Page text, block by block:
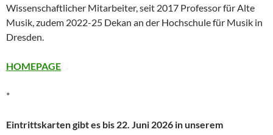
Wissenschaftlicher Mitarbeiter, seit 2017 Professor für Alte
Musik, zudem 2022-25 Dekan an der Hochschule für Musik in
Dresden.
HOMEPAGE
*
Eintrittskarten gibt es bis 22. Juni 2026 in unserem